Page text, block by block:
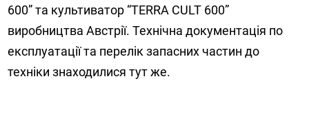
600” та культиватор “TERRA CULT 600”
виробництва Австрії. Технічна документація по
експлуатації та перелік запасних частин до
техніки знаходилися тут же.